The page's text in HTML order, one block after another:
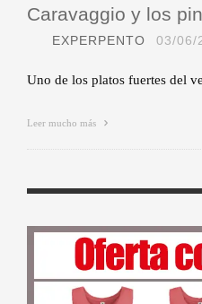
Caravaggio y los
EXPERPENTO 03/06/
Uno de los platos fuertes del
Leer mucho más